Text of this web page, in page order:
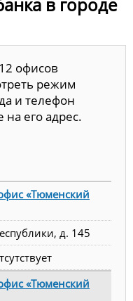
в городе
офисов
режим
и телефон
его адрес.
«Тюменский
д. 145
«Тюменский